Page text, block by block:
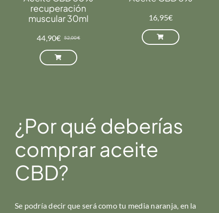
recuperación
muscular 30ml
52,00€El
44,90€
El
16,95€
¿Por qué deberías
comprar aceite
CBD?
Se podría decir que será como tu media naranja, en la